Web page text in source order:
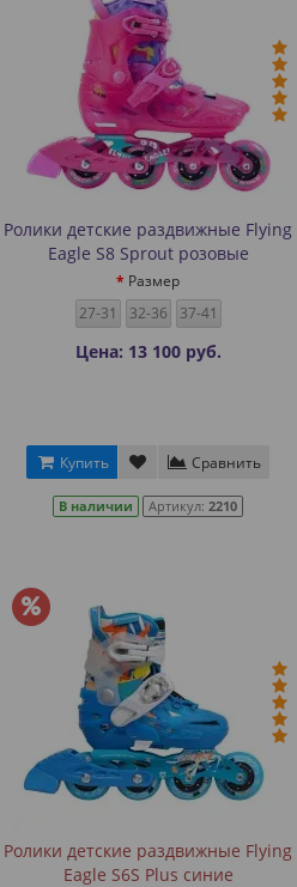
Ролики детские раздвижные Flying
Eagle S8 Sprout розовые
Размер
27-31
32-36 37-41
Цена: 13 100 руб.
Купить Сравнить
В наличии Артикул:2210
Ролики детские раздвижные Flying
Eagle S6S Plus синие